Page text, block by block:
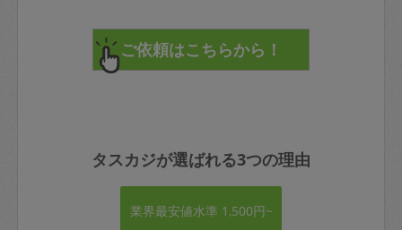
タスカジが選ばれる3つの理由
業界最安値水準 1,500円~